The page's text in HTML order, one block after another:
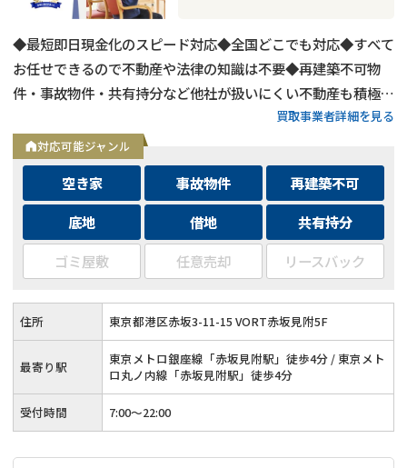
◆最短即日現金化のスピード対応◆全国どこでも対応◆すべて
お任せできるので不動産や法律の知識は不要◆再建築不可物
件・事故物件・共有持分など他社が扱いにくい不動産も積極買
取◆残置物・ゴミ屋敷・シロアリ被害がある物件もそのままで
買取
買取事業者詳細を見る
対応可能ジャンル
空き家 事故物件
再建築不可
底地
借地
共有持分
ゴミ屋敷
任意売却 リースバック
住所 東京都港区赤坂3-11-15 VORT赤坂見附5F
最寄り駅
東京メトロ銀座線「赤坂見附駅」徒歩4分 / 東京メト
ロ丸ノ内線「赤坂見附駅」徒歩4分
受付時間 7:00〜22:00